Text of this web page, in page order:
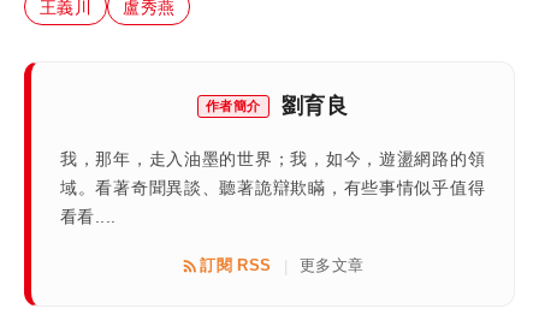
王義川 盧秀燕
作者簡介 劉育良
我，那年，走入油墨的世界；我，如今，遊盪網路的領
域。看著奇聞異談、聽著詭辯欺瞞，有些事情似乎值得
看看....
訂閱 RSS 更多文章